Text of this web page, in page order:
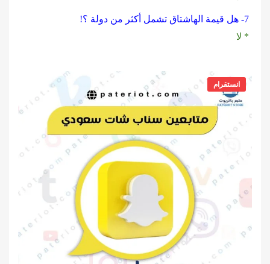
7- هل قيمة الهاشتاق تشمل أكثر من دولة ؟!
* لا
انستقرام